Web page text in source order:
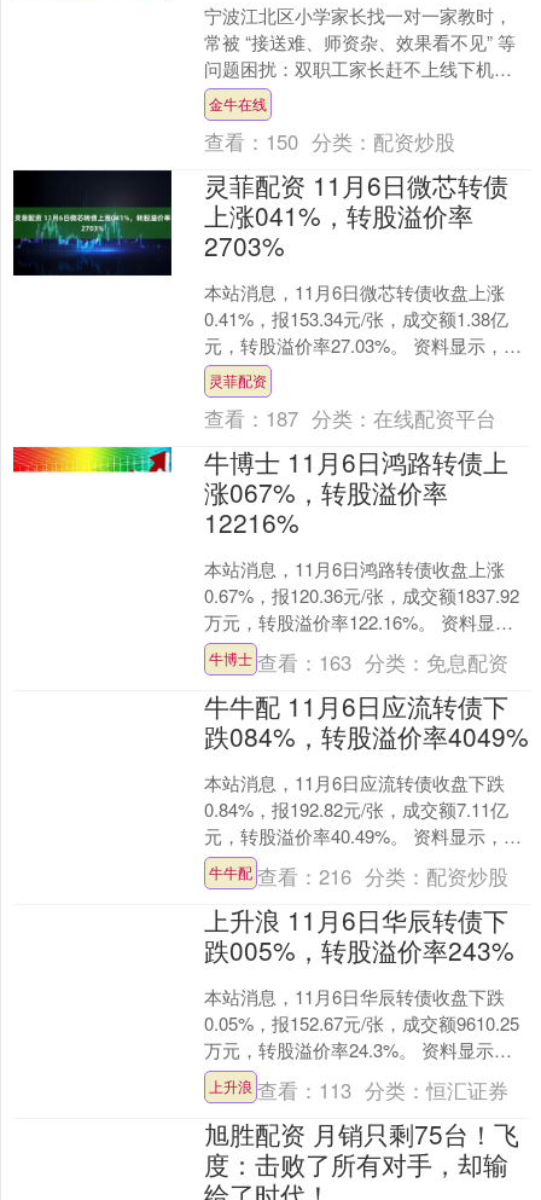
宁波江北区小学家长找一对一家教时，
常被 “接送难、师资杂、效果看不见” 等
问题困扰：双职工家长赶不上线下机构
16:30 的早课，孩子只能在校区等 1 小
时；老....
金牛在线
查看： 150 分类： 配资炒股
灵菲配资 11月6日微芯转债
上涨041%，转股溢价率
2703%
本站消息，11月6日微芯转债收盘上涨
0.41%，报153.34元/张，成交额1.38亿
元，转股溢价率27.03%。 资料显示，微
芯转债信用级别为“A+”，债券期....
灵菲配资
查看： 187 分类：在线配资平台
牛博士 11月6日鸿路转债上
涨067%，转股溢价率
12216%
本站消息，11月6日鸿路转债收盘上涨
0.67%，报120.36元/张，成交额1837.92
万元，转股溢价率122.16%。 资料显
示，鸿路转债信用级别为“AA”....
牛博士 查看： 163 分类： 免息配资
牛牛配 11月6日应流转债下
跌084%，转股溢价率4049%
本站消息，11月6日应流转债收盘下跌
0.84%，报192.82元/张，成交额7.11亿
元，转股溢价率40.49%。 资料显示，应
流转债信用级别为“AA+”，债券....
牛牛配 查看：216 分类： 配资炒股
上升浪 11月6日华辰转债下
跌005%，转股溢价率243%
本站消息，11月6日华辰转债收盘下跌
0.05%，报152.67元/张，成交额9610.25
万元，转股溢价率24.3%。 资料显示，
华辰转债信用级别为“A+”，债....
上升浪 查看： 113 分类：恒汇证券
旭胜配资 月销只剩75台！飞
度：击败了所有对手，却输